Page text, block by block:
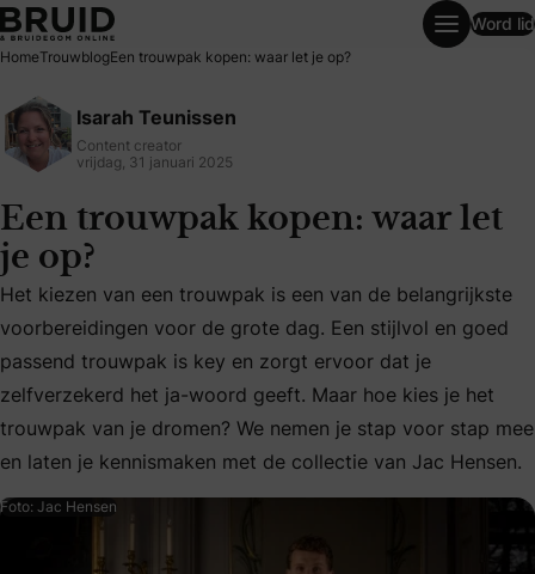
Een trouwpak kopen: waar let je op?
Word lid
HomeTrouwblogEen trouwpak kopen: waar let je op?
Isarah Teunissen
Content creator
vrijdag, 31 januari 2025
Een trouwpak kopen: waar let
je op?
Het kiezen van een trouwpak is een van de belangrijkste
Het kiezen van een trouwpak is een van de belangrijkste
voorbereidingen voor de grote dag. Een stijlvol en goed
passend trouwpak is key en zorgt ervoor dat je
zelfverzekerd het ja-woord geeft. Maar hoe kies je het
trouwpak van je dromen? We nemen je stap voor stap mee
en laten je kennismaken met de collectie van Jac Hensen.
Foto: Jac Hensen